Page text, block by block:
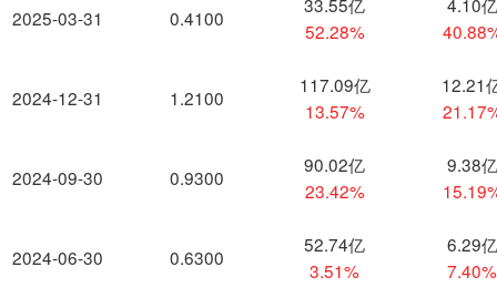
2025-03-31
2024-12-31
2024-09-30
2024-06-30
0.4100
52.28%
1.2100
117.09亿
13.57%
12.21
0.9300
90.02亿
23.42%
9.38亿
0.6300
52.74亿
3.51%
6.29亿
7.40%